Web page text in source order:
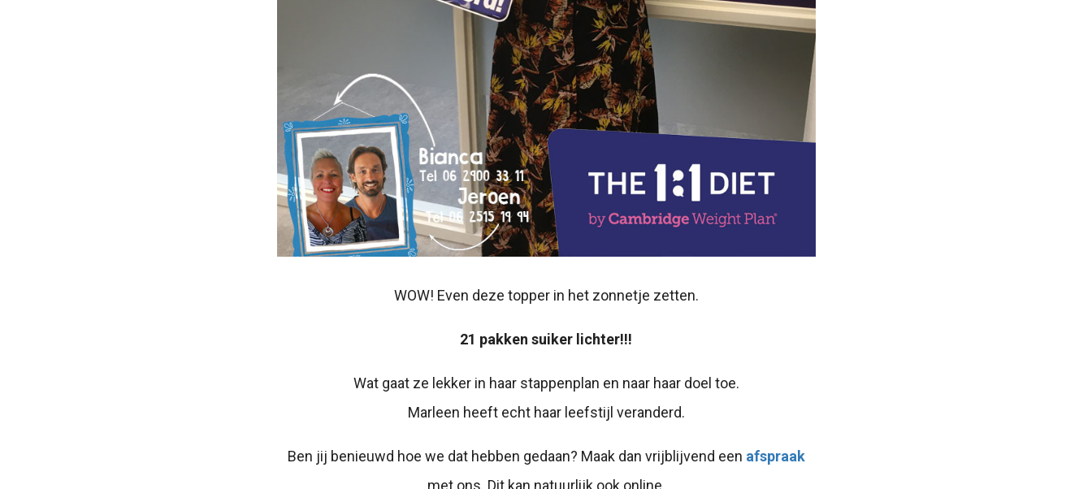
WOW! Even deze topper in het zonnetje zetten.
21 pakken suiker lichter!!!
Wat gaat ze lekker in haar stappenplan en naar haar doel toe.
Marleen heeft echt haar leefstijl veranderd.
Ben jij benieuwd hoe we dat hebben gedaan? Maak dan vrijblijvend een afspraak
met ons. Dit kan natuurlijk ook online.